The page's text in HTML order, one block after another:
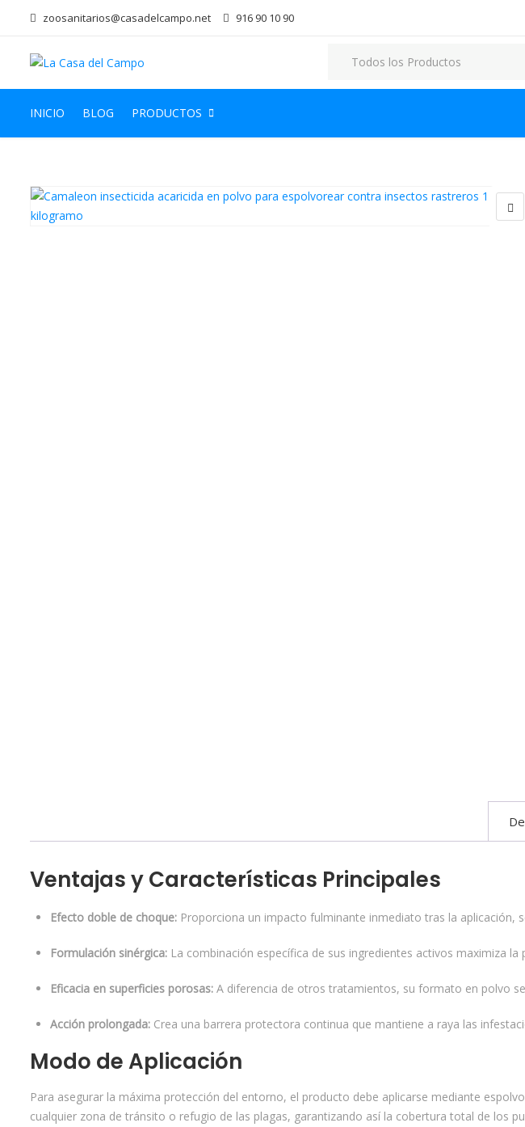
zoosanitarios@casadelcampo.net 916 90 10 90
INICIO BLOG PRODUCTOS
Ventajas y Características Principales
Efecto doble de choque: Proporciona un impacto fulminante inmediato tras la aplicación,
Formulación sinérgica: La combinación específica de sus ingredientes activos maximiza
Eficacia en superficies porosas: A diferencia de otros tratamientos, su formato en polvo
Acción prolongada: Crea una barrera protectora continua que mantiene a raya las
Modo de Aplicación
Para asegurar la máxima protección del entorno, el producto debe aplicarse mediante
cualquier zona de tránsito o refugio de las plagas, garantizando así la cobertura total de los